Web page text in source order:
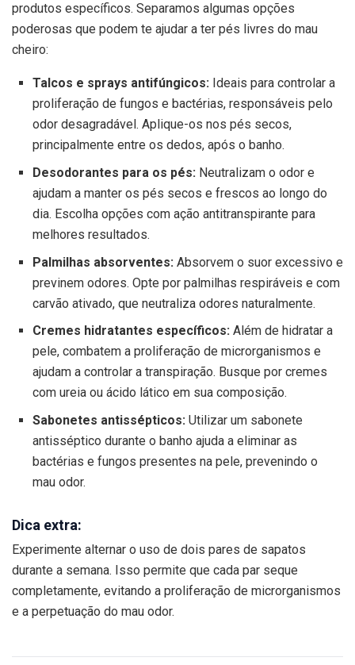
produtos específicos. Separamos algumas opções
poderosas que podem te ajudar a ter pés livres do mau
cheiro:
Talcos e sprays antifúngicos:Ideais para controlar a
proliferação de fungos e bactérias, responsáveis pelo
odor desagradável. Aplique-os nos pés secos,
principalmente entre os dedos, após o banho.
Desodorantes para os pés:Neutralizam o odor e
ajudam a manter os pés secos e frescos ao longo do
dia. Escolha opções com ação antitranspirante para
melhores resultados.
Palmilhas absorventes: Absorvem o suor excessivo e
previnem odores. Opte por palmilhas respiráveis e com
carvão ativado, que neutraliza odores naturalmente.
Cremes hidratantes específicos:Além de hidratar a
pele, combatem a proliferação de microrganismos e
ajudam a controlar a transpiração. Busque por cremes
com ureia ou ácido lático em sua composição.
Sabonetes antissépticos:Utilizar um sabonete
antisséptico durante o banho ajuda a eliminar as
bactérias e fungos presentes na pele, prevenindo o
mau odor.
Dica extra:
Experimente alternar o uso de dois pares de sapatos
durante a semana. Isso permite que cada par seque
completamente, evitando a proliferação de microrganismos
e a perpetuação do mau odor.